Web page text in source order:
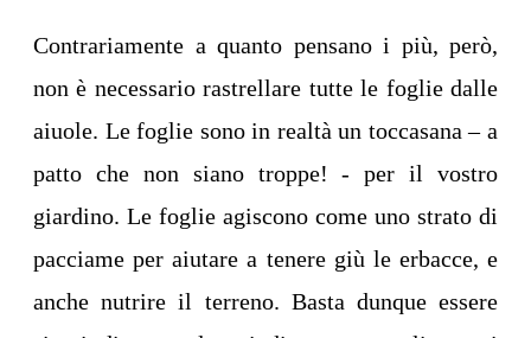
Contrariamente a quanto pensano i più, però,
non è necessario rastrellare tutte le foglie dalle
aiuole. Le foglie sono in realtà un toccasana – a
patto che non siano troppe! - per il vostro
giardino. Le foglie agiscono come uno strato di
pacciame per aiutare a tenere giù le erbacce, e
anche nutrire il terreno. Basta dunque essere